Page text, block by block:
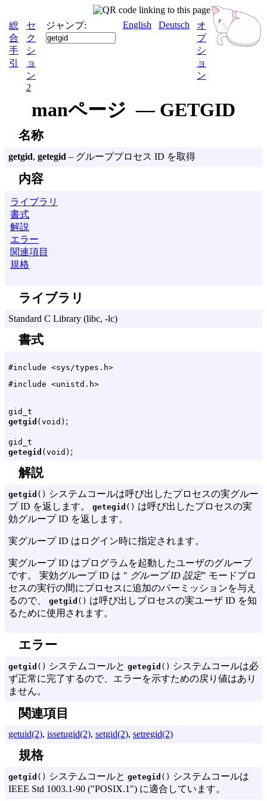
総
合
手
引
セ
ク
シ
ョ
ン
2
ジャンプ: English Deutsch
オ
プ
シ
ョ
ン
manページ — GETGID
名称
getgid, getegid – グループプロセス ID を取得
内容
ライブラリ
書式
解説
エラー
関連項目
規格
ライブラリ
Standard C Library (libc, -lc)
書式
#include <sys/types.h>
#include <unistd.h>
gid_t
getgid (void) ;
gid_t
getegid (void) ;
解説
getgid () システムコールは呼び出したプロセスの実グルー
プ ID を返します。 getegid () は呼び出したプロセスの実
効グループ ID を返します。
実グループ ID はログイン時に指定されます。
実グループ ID はプログラムを起動したユーザのグループ
です。 実効グループ ID は " グループ ID 設定" モードプロ
セスの実行の間にプロセスに追加のパーミッションを与え
るので、 getgid () は呼び出しプロセスの実ユーザ ID を知
るために使用されます。
エラー
getgid () システムコールと getegid () システムコールは必
ず正常に完了するので、エラーを示すための戻り値はあり
ません。
関連項目
getuid(2), issetugid(2), setgid(2), setregid(2)
規格
getgid () システムコールと getegid () システムコールは
IEEE Std 1003.1-90 ("POSIX.1") に適合しています。